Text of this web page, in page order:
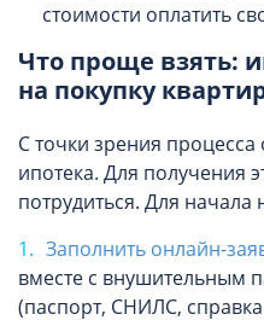
стоимости оплатить
Что проще взять:
на покупку
С точки зрения
ипотека. Для получения
потрудиться. Для начала
Заполнить онлайн-
вместе с внушительным
(паспорт, СНИЛС,